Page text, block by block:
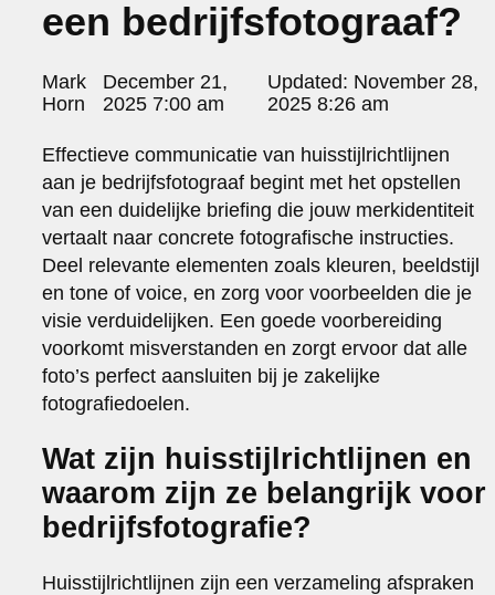
portraits 2
portraits 3
fd gazellen 2014
sanoma view 2014 – annual report
het zuiderlicht
thomas van luyn
various
parool christmas special
editorial
travel
commercial
fashion
contact
info@markhorn.nl
+31650600601
een bedrijfsfotograaf?
Posted
by:
Mark
Horn
December 21,
2025 7:00 am
Updated: November 28,
2025 8:26 am
Effectieve communicatie van huisstijlrichtlijnen
aan je bedrijfsfotograaf begint met het opstellen
van een duidelijke briefing die jouw merkidentiteit
vertaalt naar concrete fotografische instructies.
Deel relevante elementen zoals kleuren, beeldstijl
en tone of voice, en zorg voor voorbeelden die je
visie verduidelijken. Een goede voorbereiding
voorkomt misverstanden en zorgt ervoor dat alle
foto’s perfect aansluiten bij je zakelijke
fotografiedoelen.
Wat zijn huisstijlrichtlijnen en
waarom zijn ze belangrijk voor
bedrijfsfotografie?
Huisstijlrichtlijnen zijn een verzameling afspraken